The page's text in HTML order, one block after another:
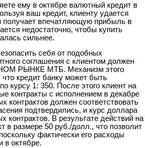
ему в октябре валютный кредит в
ваш кредит, клиенту удается
получает впечатляющую прибыль в
недостаточно, чтобы купить
сильнее.
себя от подобных
соглашения с клиентом должен
РЫНКЕ МТБ. Механизм этого
кредит банку может быть
курсу 1: 350. После этого клиент на
контракты с исполнением в декабре
должен соответствовать
подтвердились, и курс доллара
контрактов. В результате действий на
размере 50 руб./долл., что позволит
фактически его расходы
в октябре.